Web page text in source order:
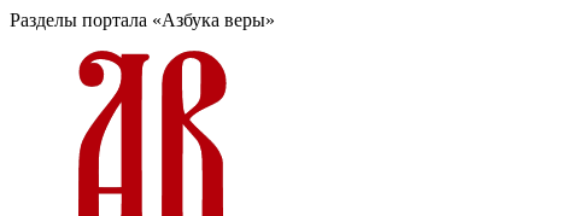
Разделы портала «Азбука веры»